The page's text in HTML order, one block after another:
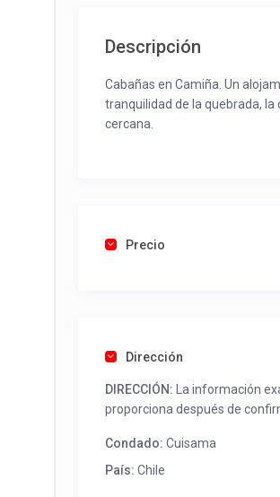
Descripción
Cabañas en Camiña. Un
tranquilidad de la quebrada,
cercana.
Precio
Dirección
DIRECCIÓN: La información
proporciona después de
Condado: Cuisama
País: Chile